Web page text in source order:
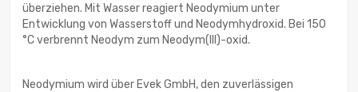
überziehen. Mit Wasser reagiert Neodymium unter
Entwicklung von Wasserstoff und Neodymhydroxid. Bei 150
°C verbrennt Neodym zum Neodym(III)-oxid.
Neodymium wird über Evek GmbH, den zuverlässigen